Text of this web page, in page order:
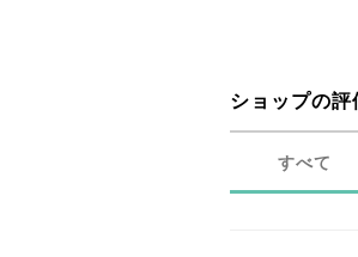
ショップの評
すべて